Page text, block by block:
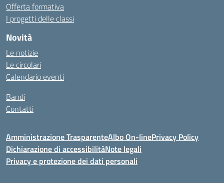
Offerta formativa
I progetti delle classi
Novità
Le notizie
Le circolari
Calendario eventi
Bandi
Contatti
Amministrazione TrasparenteAlbo On-linePrivacy Policy
Dichiarazione di accessibilitàNote legali
Privacy e protezione dei dati personali